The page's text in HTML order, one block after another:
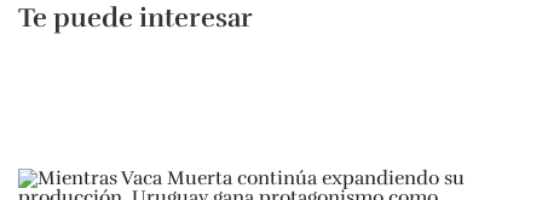
Te puede interesar